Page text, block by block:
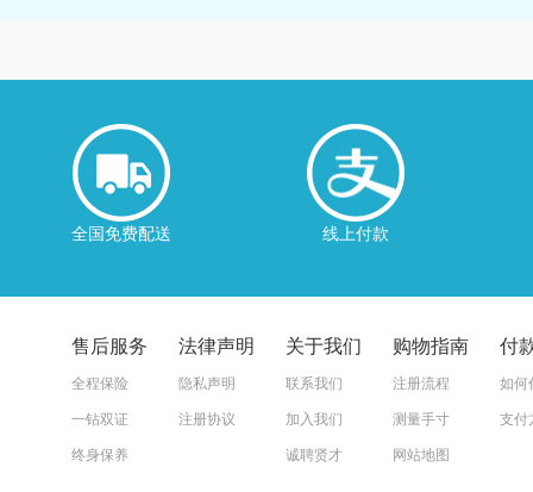
全国免费配送 线上付款
售后服务
全程保险
一钻双证
终身保养
法律声明
隐私声明
注册协议
关于我们
联系我们
加入我们
诚聘贤才
购物指南
注册流程
测量手寸
网站地图
付
如何
支付